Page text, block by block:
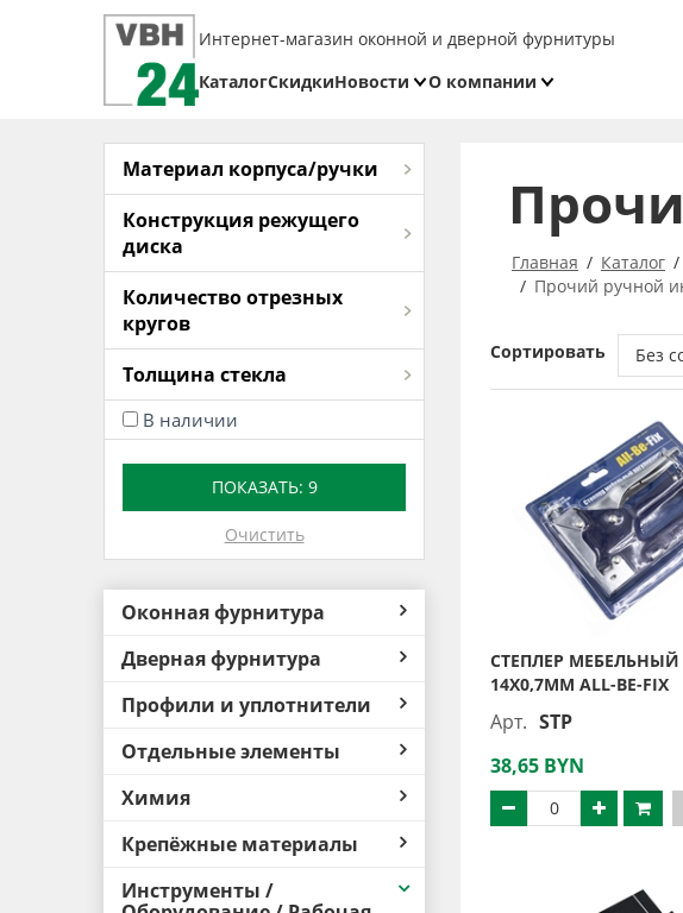
Интернет-магазин оконной и дверной фурнитуры
КаталогСкидкиНовости
О компании
Возврат
Материал корпуса/ручки
Конструкция режущего
диска
Количество отрезных
кругов
Толщина стекла
В наличии
ПОКАЗАТЬ: 9
Очистить
Оконная фурнитура
Дверная фурнитура
Профили и уплотнители
Отдельные элементы
Химия
Крепёжные материалы
Инструменты /
Главная Каталог
Прочий ручной
Сортировать
СТЕПЛЕР МЕБЕЛЬНЫЙ
14Х0,7ММ ALL-BE-FIX
Арт. STP
38,65 BYN